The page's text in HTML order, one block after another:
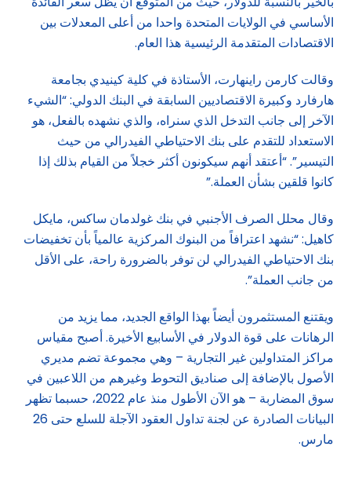
الأساسي في الولايات المتحدة واحدا من أعلى المعدلات بين
الاقتصادات المتقدمة الرئيسية هذا العام.
وقالت كارمن راينهارت، الأستاذة في كلية كينيدي بجامعة
هارفارد وكبيرة الاقتصاديين السابقة في البنك الدولي: “الشيء
الآخر إلى جانب التدخل الذي سنراه، والذي نشهده بالفعل، هو
الاستعداد للتقدم على بنك الاحتياطي الفيدرالي من حيث
التيسير”. “أعتقد أنهم سيكونون أكثر خجلاً من القيام بذلك إذا
كانوا قلقين بشأن العملة.”
وقال محلل الصرف الأجنبي في بنك غولدمان ساكس، مايكل
كاهيل: “نشهد اعترافاً من البنوك المركزية عالمياً بأن تخفيضات
بنك الاحتياطي الفيدرالي لن توفر بالضرورة راحة، على الأقل
من جانب العملة”.
ويقتنع المستثمرون أيضاً بهذا الواقع الجديد، مما يزيد من
الرهانات على قوة الدولار في الأسابيع الأخيرة. أصبح مقياس
مراكز المتداولين غير التجارية – وهي مجموعة تضم مديري
الأصول بالإضافة إلى صناديق التحوط وغيرهم من اللاعبين في
سوق المضاربة – هو الآن الأطول منذ عام 2022، حسبما تظهر
البيانات الصادرة عن لجنة تداول العقود الآجلة للسلع حتى 26
مارس.